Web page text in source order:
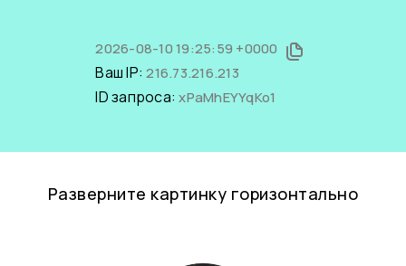
2026-08-10 19:25:59 +0000
Ваш IP:216.73.216.213
ID запроса:xPaMhEYYqKo1
Разверните картинку горизонтально